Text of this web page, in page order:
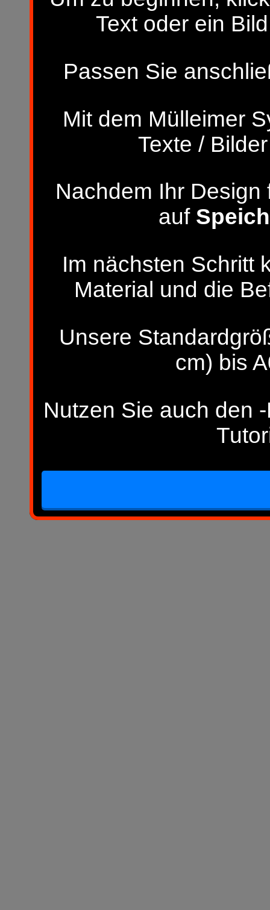
Text oder ein
Passen Sie
Mit dem Mülleimer
Texte /
Nachdem Ihr
auf
Im nächsten Schritt
Material und die
Unsere
cm) bis
Nutzen Sie auch den